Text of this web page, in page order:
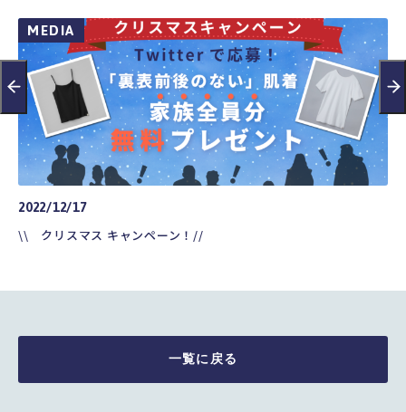
MEDIA
2022/12/17
\\ クリスマス キャンペーン！//
一覧に戻る